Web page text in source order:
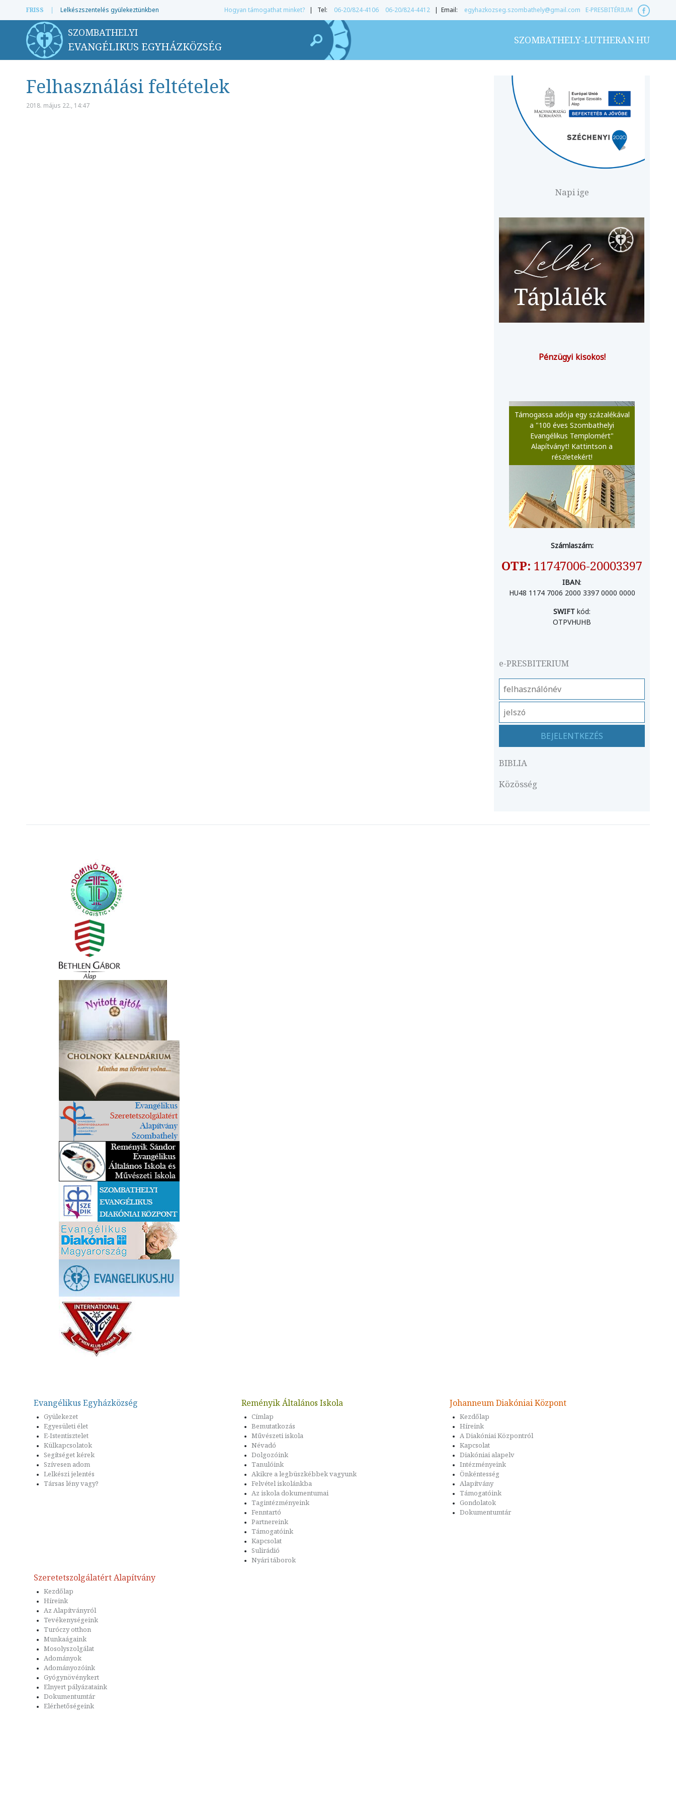
FRISS | Lelkészszentelés gyülekeztünkben Hogyan támogathat minket? | Tel: 06-20/824-4106 06-20/824-4412 | Email: egyhazkozseg.szombathely@gmail.com E-PRESBITÉRIUM
SZOMBATHELYI
EVANGÉLIKUS EGYHÁZKÖZSÉG SZOMBATHELY-LUTHERAN.HU
Felhasználási feltételek
2018. május 22., 14:47
Napi ige
Pénzügyi kisokos!
Támogassa adója egy százalékával
a "100 éves Szombathelyi
Evangélikus Templomért"
Alapítványt! Kattintson a
részletekért!
Számlaszám:
OTP: 11747006-20003397
IBAN:
HU48 1174 7006 2000 3397 0000 0000
SWIFT kód:
OTPVHUHB
e-PRESBITERIUM
BIBLIA
Közösség
Evangélikus Egyházközség
Gyülekezet
Egyesületi élet
E-Istentisztelet
Külkapcsolatok
Segítséget kérek
Szívesen adom
Lelkészi jelentés
Társas lény vagy?
Reményik Általános Iskola
Címlap
Bemutatkozás
Művészeti iskola
Névadó
Dolgozóink
Tanulóink
Akikre a legbüszkébbek vagyunk
Felvétel iskolánkba
Az iskola dokumentumai
Tagintézményeink
Fenntartó
Partnereink
Támogatóink
Kapcsolat
Sulirádió
Nyári táborok
Johanneum Diakóniai Központ
Kezdőlap
Híreink
A Diakóniai Központról
Kapcsolat
Diakóniai alapelv
Intézményeink
Önkéntesség
Alapítvány
Támogatóink
Gondolatok
Dokumentumtár
Szeretetszolgálatért Alapítvány
Kezdőlap
Híreink
Az Alapítványról
Tevékenységeink
Turóczy otthon
Munkaágaink
Mosolyszolgálat
Adományok
Adományozóink
Gyógynövénykert
Elnyert pályázataink
Dokumentumtár
Elérhetőségeink